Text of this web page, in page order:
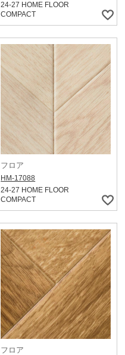
24-27 HOME FLOOR
COMPACT
フロア
HM-17088
24-27 HOME FLOOR
COMPACT
フロア